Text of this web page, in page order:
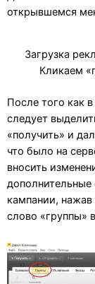
открывшемся
Загрузка
Кликаем
После того как
следует
«получить» и
что было на
вносить
кампании,
слово «группы»